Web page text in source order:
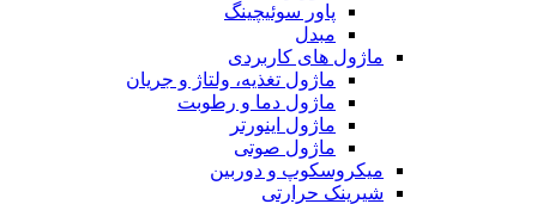
پاور سوئیچینگ
مبدل
ماژول های کاربردی
ماژول تغذیه، ولتاژ و جریان
ماژول دما و رطوبت
ماژول اینورتر
ماژول صوتی
میکروسکوپ و دوربین
شیرینک حرارتی